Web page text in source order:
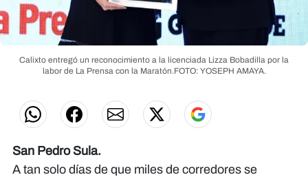
Calixto entregó un reconocimiento a la licenciada Lizza Bobadilla por la
labor de La Prensa con la Maratón.FOTO: YOSEPH AMAYA.
San Pedro Sula.
A tan solo días de que miles de corredores se